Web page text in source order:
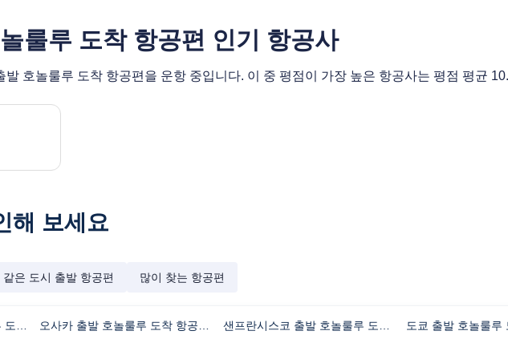
룰루 도착 항공편 인기 항공사
발 호놀룰루 도착 항공편을 운항 중입니다. 이 중 평점이 가장 높은 항공사는 평점 평균
해 보세요
같은 도시 출발 항공편 많이 찾는 항공편